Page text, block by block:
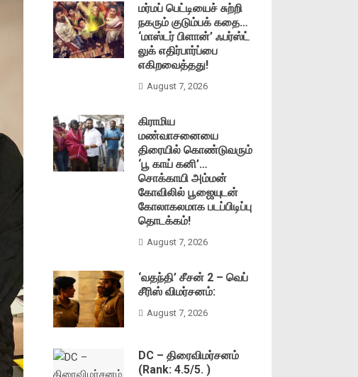
மர்மப் பெட்டியைச் சுற்றி
நகரும் குடும்பக் கதை…
‘மாஸ்டர் பிளான்’ ஃபர்ஸ்ட்
லுக் எதிர்பார்ப்பை
எகிறவைத்தது!
August 7, 2026
கிராமிய
மண்வாசனையை
திரையில் கொண்டுவரும்
‘பூ காய் கனி’…
சொக்காயி அம்மன்
கோவிலில் பூஜையுடன்
கோலாகலமாக படப்பிடிப்பு
தொடக்கம்!
August 7, 2026
‘வதந்தி’ சீசன் 2 – வெப்
சீரிஸ் விமர்சனம்:
August 7, 2026
DC – திரைவிமர்சனம்
(Rank: 4.5/5. )